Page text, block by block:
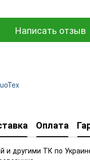
Написать отзыв
Оплата
и другими ТК по